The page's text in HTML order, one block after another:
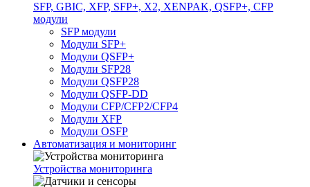
SFP, GBIC, XFP, SFP+, X2, XENPAK, QSFP+, CFP
модули
SFP модули
Модули SFP+
Модули QSFP+
Модули SFP28
Модули QSFP28
Модули QSFP-DD
Модули CFP/CFP2/CFP4
Модули XFP
Модули OSFP
Автоматизация и мониторинг
Устройства мониторинга